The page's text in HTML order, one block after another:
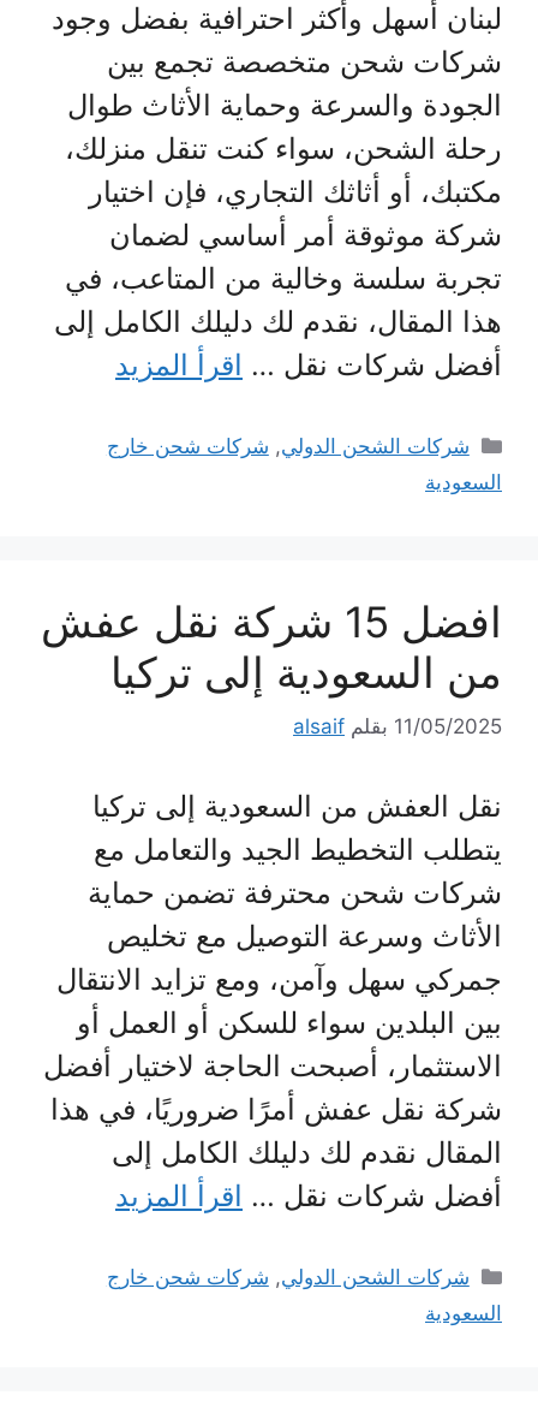
لبنان أسهل وأكثر احترافية بفضل وجود
شركات شحن متخصصة تجمع بين
الجودة والسرعة وحماية الأثاث طوال
رحلة الشحن، سواء كنت تنقل منزلك،
مكتبك، أو أثاثك التجاري، فإن اختيار
شركة موثوقة أمر أساسي لضمان
تجربة سلسة وخالية من المتاعب، في
هذا المقال، نقدم لك دليلك الكامل إلى
أفضل شركات نقل … اقرأ المزيد
التصنيفات
شركات الشحن الدولي, شركات شحن خارج
السعودية
افضل 15 شركة نقل عفش
من السعودية إلى تركيا
11/05/2025 بقلم alsaif
نقل العفش من السعودية إلى تركيا
يتطلب التخطيط الجيد والتعامل مع
شركات شحن محترفة تضمن حماية
الأثاث وسرعة التوصيل مع تخليص
جمركي سهل وآمن، ومع تزايد الانتقال
بين البلدين سواء للسكن أو العمل أو
الاستثمار، أصبحت الحاجة لاختيار أفضل
شركة نقل عفش أمرًا ضروريًا، في هذا
المقال نقدم لك دليلك الكامل إلى
أفضل شركات نقل … اقرأ المزيد
التصنيفات
شركات الشحن الدولي, شركات شحن خارج
السعودية